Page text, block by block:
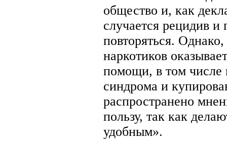
общество и, как
случается рецидив и
повторяться. Однако,
наркотиков
помощи, в том числе
синдрома и
распространено
пользу, так как
удобным».